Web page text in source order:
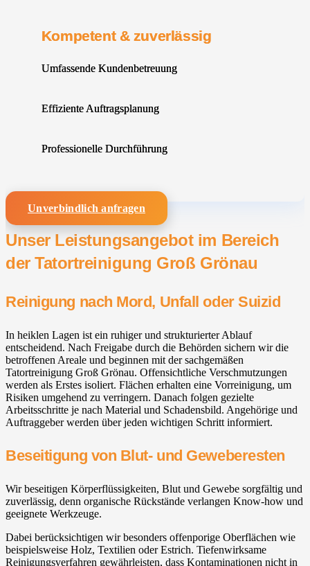
Kompetent & zuverlässig
Umfassende Kundenbetreuung
Effiziente Auftragsplanung
Professionelle Durchführung
Unverbindlich anfragen
Unser Leistungsangebot im Bereich
der Tatortreinigung Groß Grönau
Reinigung nach Mord, Unfall oder Suizid
In heiklen Lagen ist ein ruhiger und strukturierter Ablauf
entscheidend. Nach Freigabe durch die Behörden sichern wir die
betroffenen Areale und beginnen mit der sachgemäßen
Tatortreinigung Groß Grönau. Offensichtliche Verschmutzungen
werden als Erstes isoliert. Flächen erhalten eine Vorreinigung, um
Risiken umgehend zu verringern. Danach folgen gezielte
Arbeitsschritte je nach Material und Schadensbild. Angehörige und
Auftraggeber werden über jeden wichtigen Schritt informiert.
Beseitigung von Blut- und Geweberesten
Wir beseitigen Körperflüssigkeiten, Blut und Gewebe sorgfältig und
zuverlässig, denn organische Rückstände verlangen Know-how und
geeignete Werkzeuge.
Dabei berücksichtigen wir besonders offenporige Oberflächen wie
beispielsweise Holz, Textilien oder Estrich. Tiefenwirksame
Reinigungsverfahren gewährleisten, dass Kontaminationen nicht in